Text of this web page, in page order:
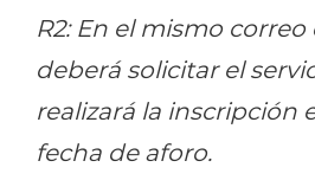
R2: En el mismo
deberá solicitar el
realizará la inscripción
fecha de aforo.